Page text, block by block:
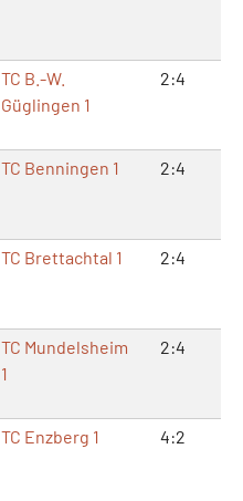
TC B.-W.
Güglingen 1
2:4
TC Benningen 1 2:4
TC Brettachtal 1 2:4
TC Mundelsheim
1
2:4
TC Enzberg 1 4:2